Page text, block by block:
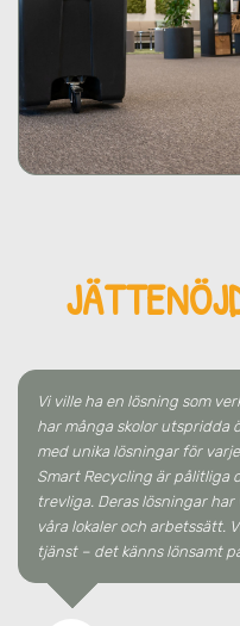
Vi ville ha en lösning som
har många skolor utspridda
med unika lösningar för
Smart Recycling är pålitliga
trevliga. Deras lösningar
våra lokaler och arbetssätt.
tjänst – det känns lönsamt